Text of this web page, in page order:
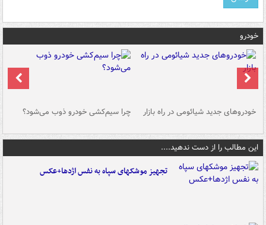
خودرو
خودروهای جدید شیائومی در راه بازار چرا سیم‌کشی خودرو ذوب می‌شود؟
این مطالب را از دست ندهید....
تجهیز موشکهای سپاه به نفس اژدها+عکس